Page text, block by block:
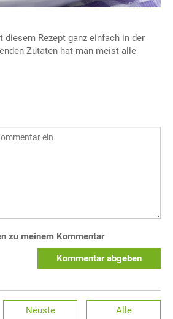
diesem Rezept ganz einfach in der
Zutaten hat man meist alle
zu meinem Kommentar
Kommentar abgeben
Neuste Alle